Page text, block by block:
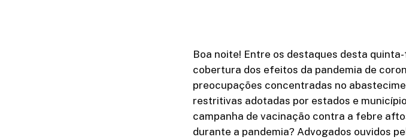
Boa noite! Entre os destaques desta
cobertura dos efeitos da pandemia de
preocupações concentradas no
restritivas adotadas por estados e
campanha de vacinação contra a febre
durante a pandemia? Advogados ouvidos